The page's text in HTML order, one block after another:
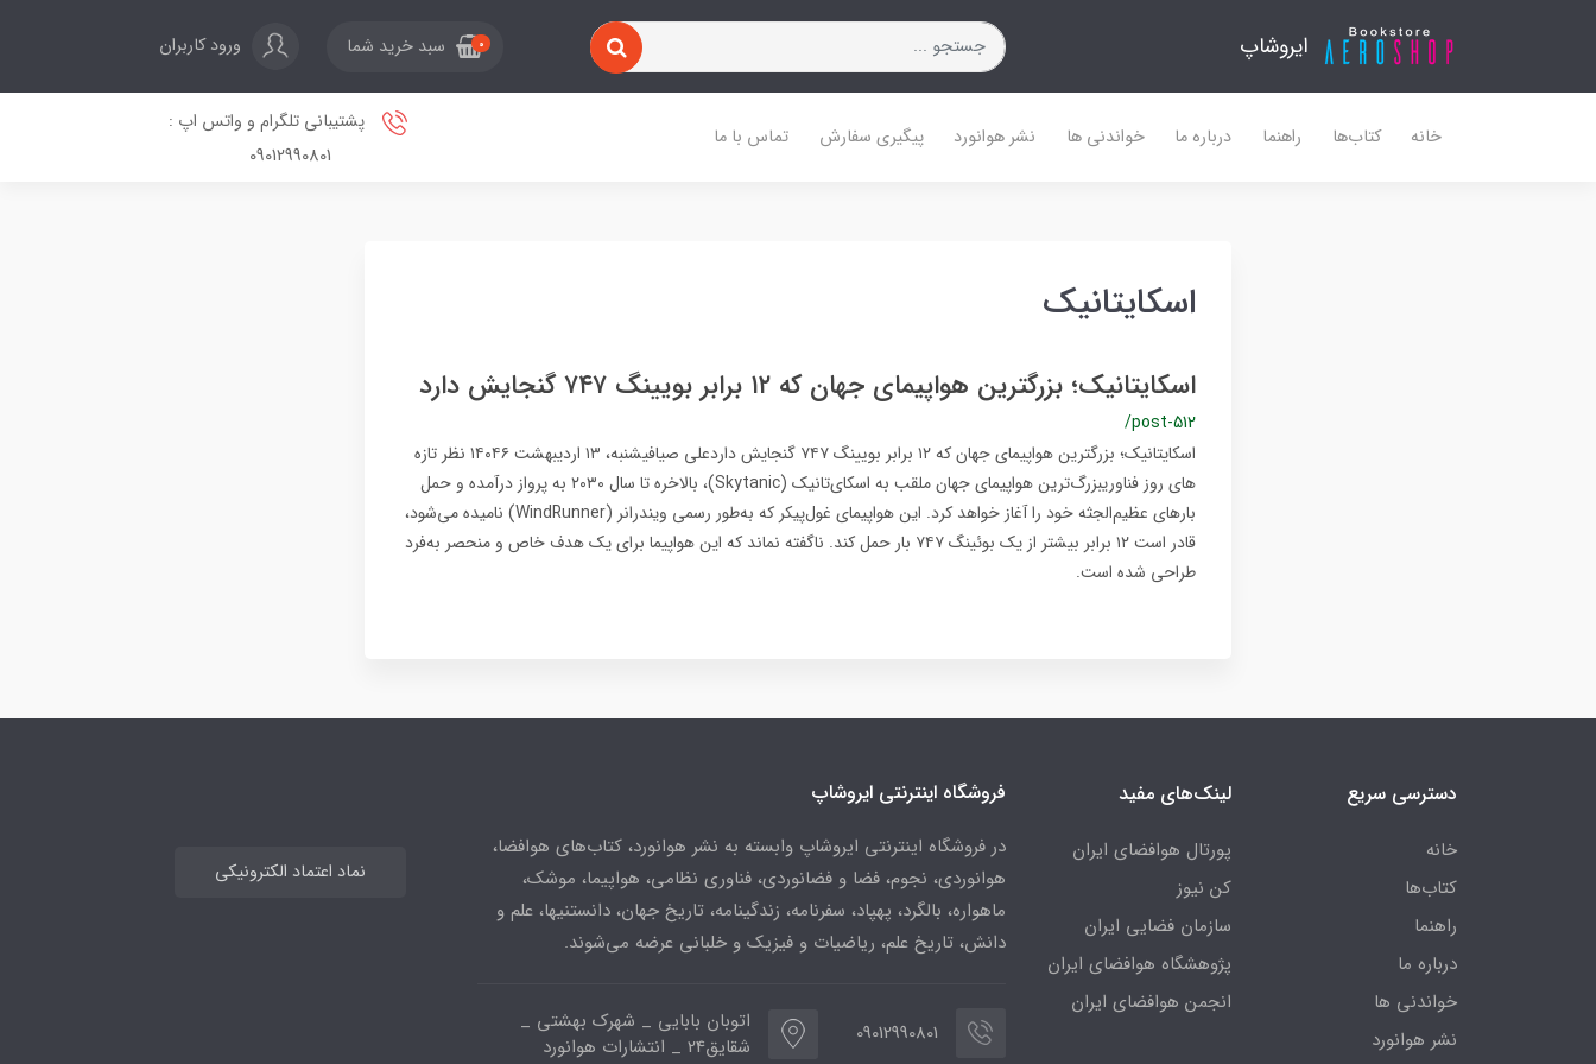
ایروشاپ 0 سبد خرید شما ورود کاربران
خانه کتاب‌ها راهنما درباره ما خواندنی ها نشر هوانورد پیگیری سفارش تماس با ما
پشتیبانی تلگرام و واتس اپ :
09012990801
اسکایتانیک
اسکایتانیک؛ بزرگترین هواپیمای جهان که ۱۲ برابر بویینگ ۷۴۷ گنجایش دارد
/post-512
اسکایتانیک؛ بزرگترین هواپیمای جهان که ۱۲ برابر بویینگ ۷۴۷ گنجایش داردعلی صیافیشنبه، ۱۳ اردیبهشت ۱۴۰۴۶ نظر تازه
های روز فناوریبزرگ‌ترین هواپیمای جهان ملقب به اسکای‌تانیک (Skytanic)، بالاخره تا سال ۲۰۳۰ به پرواز درآمده و حمل
بارهای عظیم‌الجثه خود را آغاز خواهد کرد. این هواپیمای غول‌پیکر که به‌طور رسمی ویندرانر (WindRunner) نامیده می‌شود،
قادر است ۱۲ برابر بیشتر از یک بوئینگ ۷۴۷ بار حمل کند. ناگفته نماند که این هواپیما برای یک هدف خاص و منحصر به‌فرد
طراحی شده است.
دسترسی سریع
خانه
کتاب‌ها
راهنما
درباره ما
خواندنی ها
نشر هوانورد
لینک‌های مفید
پورتال هوافضای ایران
کن نیوز
سازمان فضایی ایران
پژوهشگاه هوافضای ایران
انجمن هوافضای ایران
فروشگاه اینترنتی ایروشاپ
در فروشگاه اینترنتی ایروشاپ وابسته به نشر هوانورد، کتاب‌های هوافضا،
هوانوردی، نجوم، فضا و فضانوردی، فناوری نظامی، هواپیما، موشک،
ماهواره، بالگرد، پهپاد، سفرنامه، زندگینامه، تاریخ جهان، دانستنیها، علم و
دانش، تاریخ علم، ریاضیات و فیزیک و خلبانی عرضه می‌شوند.
09012990801
اتوبان بابایی _ شهرک بهشتی _
شقایق24 _ انتشارات هوانورد
نماد اعتماد الکترونیکی